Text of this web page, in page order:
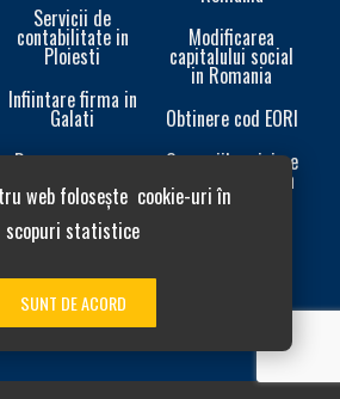
web folosește cookie-uri în
scopuri statistice
SUNT DE ACORD
Servicii de
contabilitate in
Ploiesti
Infiintare firma in
Galati
Rezervare nume
firma
Modificari firme
Asociatii sau
Fundatii in
Bucuresti
Modificarea
capitalului social
in Romania
Obtinere cod EORI
Onorariile minime
ale avocatilor din
Romania